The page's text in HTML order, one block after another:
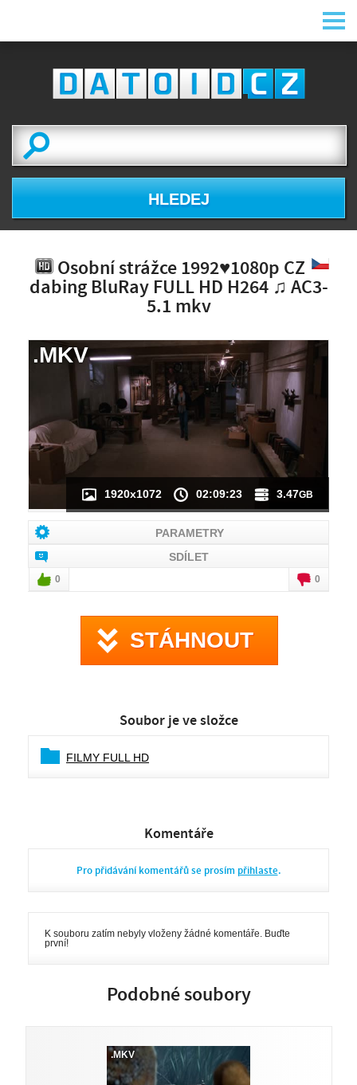
HLEDEJ
Osobní strážce 1992♥1080p CZ
dabing BluRay FULL HD H264 ♫ AC3-
5.1 mkv
NÁHLED VIDEA
NENÍ K DISPOZICI
1920x1072 02:09:23 3.47GB
.MKV
PARAMETRY
SDÍLET
0 0
STÁHNOUT
Soubor je ve složce
FILMY FULL HD
Komentáře
Pro přidávání komentářů se prosím přihlaste.
K souboru zatím nebyly vloženy žádné komentáře. Buďte
první!
Podobné soubory
.MKV